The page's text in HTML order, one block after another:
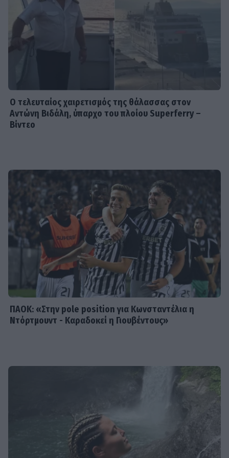
95 εκατομμύρια ευρώ σε κέρδη
μοίρασε τον Ιούλιο
elegance σε άλλο επίπεδο
εύχεται δημόσια
SHOWBIZ
Τσαβαλιά: Κι όμως έχει να πάει
διακοπές από το 2018 – Η
αποκάλυψη μέσα από throwback
φωτογραφία
Ο τελευταίος χαιρετισμός της θάλασσας στον
Αντώνη Βιδάλη, ύπαρχο του πλοίου Superferry –
Βίντεο
ΠΑΟΚ: «Στην pole position για Κωνσταντέλια η
Ντόρτμουντ - Καραδοκεί η Γιουβέντους»